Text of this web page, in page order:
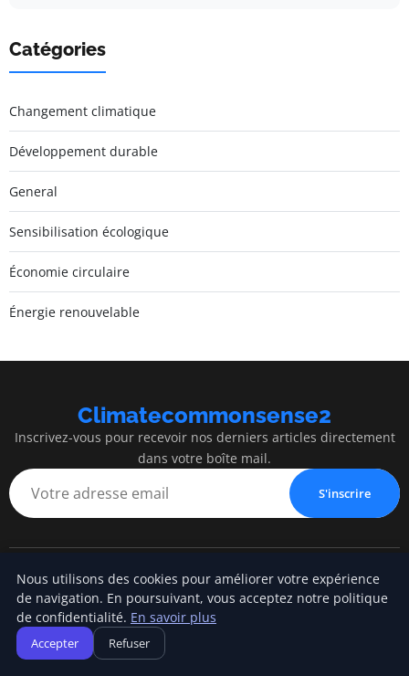
Catégories
Changement climatique
Développement durable
General
Sensibilisation écologique
Économie circulaire
Énergie renouvelable
Climatecommonsense2
Inscrivez-vous pour recevoir nos derniers articles directement
dans votre boîte mail.
S'inscrire
Climatecommonsense2
Construire un monde plus durable, avec bon sens
Nous utilisons des cookies pour améliorer votre expérience
de navigation. En poursuivant, vous acceptez notre politique
de confidentialité. En savoir plus
Accepter Refuser